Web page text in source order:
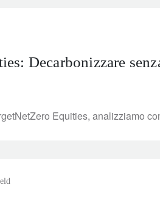
Decarbonizzare
Equities, analizziamo